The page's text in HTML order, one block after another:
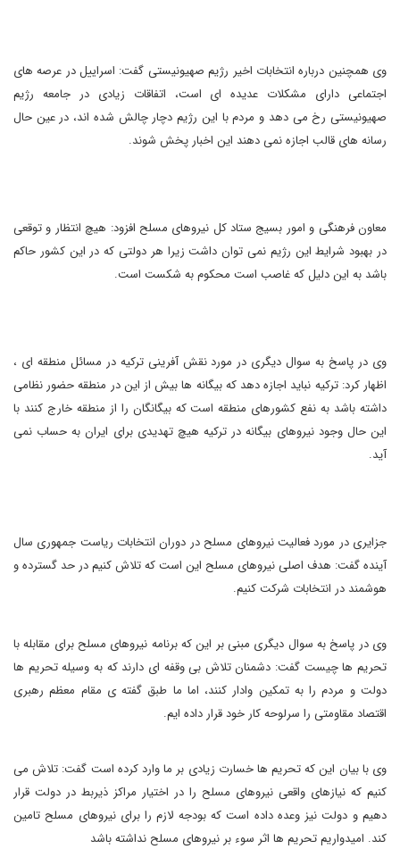
وی همچنین درباره انتخابات اخیر رژیم صهیونیستی گفت: اسراییل در عرصه های
اجتماعی دارای مشکلات عدیده ای است، اتفاقات زیادی در جامعه رژیم
صهیونیستی رخ می دهد و مردم با این رژیم دچار چالش شده اند، در عین حال
رسانه های قالب اجازه نمی دهند این اخبار پخش شوند.
معاون فرهنگی و امور بسیج ستاد کل نیروهای مسلح افزود: هیچ انتظار و توقعی
در بهبود شرایط این رژیم نمی توان داشت زیرا هر دولتی که در این کشور حاکم
باشد به این دلیل که غاصب است محکوم به شکست است.
وی در پاسخ به سوال دیگری در مورد نقش آفرینی ترکیه در مسائل منطقه ای ،
اظهار کرد: ترکیه نباید اجازه دهد که بیگانه ها بیش از این در منطقه حضور نظامی
داشته باشد به نفع کشورهای منطقه است که بیگانگان را از منطقه خارج کنند با
این حال وجود نیروهای بیگانه در ترکیه هیچ تهدیدی برای ایران به حساب نمی
آید.
جزایری در مورد فعالیت نیروهای مسلح در دوران انتخابات ریاست جمهوری سال
آینده گفت: هدف اصلی نیروهای مسلح این است که تلاش کنیم در حد گسترده و
هوشمند در انتخابات شرکت کنیم.
وی در پاسخ به سوال دیگری مبنی بر این که برنامه نیروهای مسلح برای مقابله با
تحریم ها چیست گفت: دشمنان تلاش بی وقفه ای دارند که به وسیله تحریم ها
دولت و مردم را به تمکین وادار کنند، اما ما طبق گفته ی مقام معظم رهبری
اقتصاد مقاومتی را سرلوحه کار خود قرار داده ایم.
وی با بیان این که تحریم ها خسارت زیادی بر ما وارد کرده است گفت: تلاش می
کنیم که نیازهای واقعی نیروهای مسلح را در اختیار مراکز ذیربط در دولت قرار
دهیم و دولت نیز وعده داده است که بودجه لازم را برای نیروهای مسلح تامین
کند. امیدواریم تحریم ها اثر سوء بر نیروهای مسلح نداشته باشد